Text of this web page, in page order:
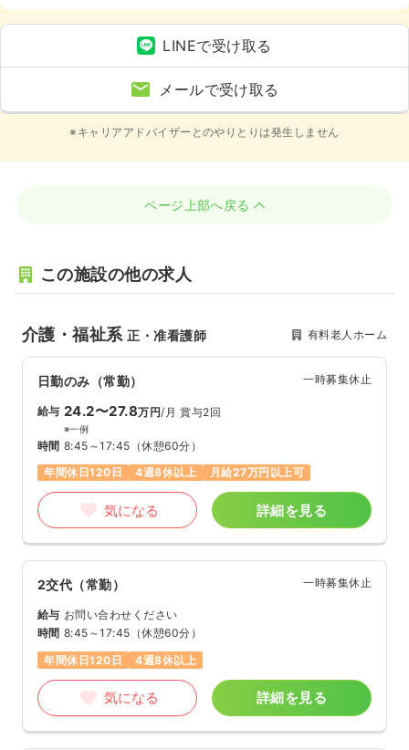
護・福祉系、4週8休以上
LINEで受け取る
メールで受け取る
※キャリアアドバイザーとのやりとりは発生しません
ページ上部へ戻る
この施設の他の求人
介護・福祉系正・准看護師 有料老人ホーム
日勤のみ（常勤） 一時募集休止
給与 24.2〜27.8万円/月 賞与2回
※一例
時間 8:45～17:45 （休憩60分）
年間休日120日
4週8休以上 月給27万円以上可
気になる 詳細を見る
2交代（常勤） 一時募集休止
給与 お問い合わせください
時間 8:45～17:45 （休憩60分）
年間休日120日
4週8休以上
気になる 詳細を見る